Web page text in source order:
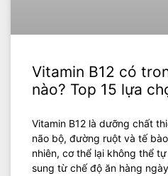
Vitamin B12 có
nào? Top 15 lựa
Vitamin B12 là dưỡng chất
não bộ, đường ruột và tế
nhiên, cơ thể lại không thể
sung từ chế độ ăn hàng